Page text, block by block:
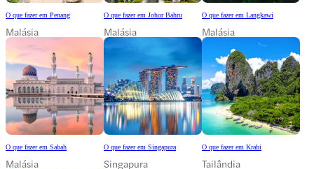
O que fazer em Penang
Malásia
O que fazer em Johor Bahru
Malásia
O que fazer em Langkawi
Malásia
O que fazer em Sabah
Malásia
O que fazer em Singapura
Singapura
O que fazer em Krabi
Tailândia